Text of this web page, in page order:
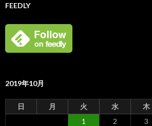
FEEDLY
2019年10月
日 月 火 水 木
1 2 3